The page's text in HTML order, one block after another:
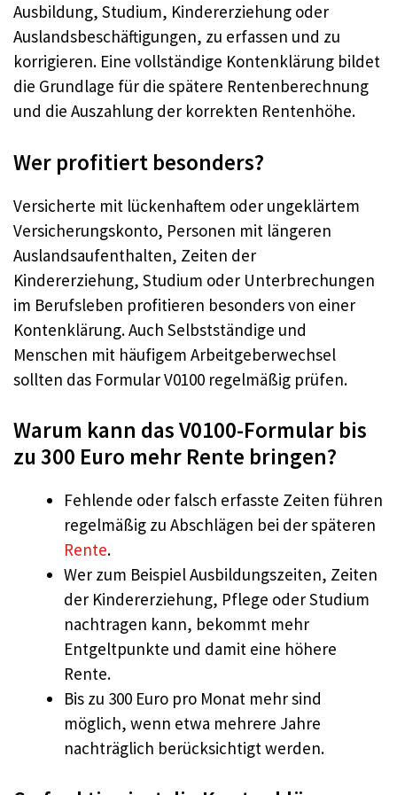
Ausbildung, Studium, Kindererziehung oder
Auslandsbeschäftigungen, zu erfassen und zu
korrigieren. Eine vollständige Kontenklärung bildet
die Grundlage für die spätere Rentenberechnung
und die Auszahlung der korrekten Rentenhöhe.
Wer profitiert besonders?
Versicherte mit lückenhaftem oder ungeklärtem
Versicherungskonto, Personen mit längeren
Auslandsaufenthalten, Zeiten der
Kindererziehung, Studium oder Unterbrechungen
im Berufsleben profitieren besonders von einer
Kontenklärung. Auch Selbstständige und
Menschen mit häufigem Arbeitgeberwechsel
sollten das Formular V0100 regelmäßig prüfen.
Warum kann das V0100-Formular bis
zu 300 Euro mehr Rente bringen?
Fehlende oder falsch erfasste Zeiten führen
regelmäßig zu Abschlägen bei der späteren
Rente.
Wer zum Beispiel Ausbildungszeiten, Zeiten
der Kindererziehung, Pflege oder Studium
nachtragen kann, bekommt mehr
Entgeltpunkte und damit eine höhere
Rente.
Bis zu 300 Euro pro Monat mehr sind
möglich, wenn etwa mehrere Jahre
nachträglich berücksichtigt werden.